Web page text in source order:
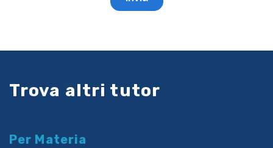
Trova altri tutor
Per Materia